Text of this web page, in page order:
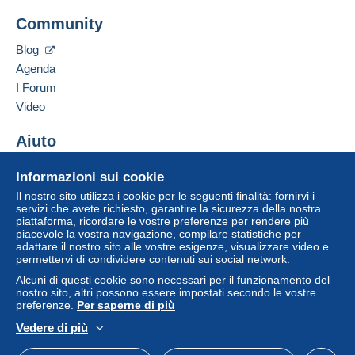
può comportare conseguenze sul conto
dell'acquirente.
Se le Condizioni di vendita del venditore includono
clausole relative al pagamento, queste sono da
condizioni d'uso
dal ricevimento della richiesta di pagamento del
venditore.
.Bienvenue à tous
Order will send only by REGISTERED par avion letter
or parcel.
The charge depends on the size and weight of the
Contattare il venditore
Informazioni sui cookie
Il nostro sito utilizza i cookie per le seguenti finalità: fornirvi i
servizi che avete richiesto, garantire la sicurezza della nostra
piattaforma, ricordare le vostre preferenze per rendere più
piacevole la vostra navigazione, compilare statistiche per
adattare il nostro sito alle vostre esigenze, visualizzare video e
permettervi di condividere contenuti sui social network.
Alcuni di questi cookie sono necessari per il funzionamento del
nostro sito, altri possono essere impostati secondo le vostre
preferenze. Per saperne di più
Vedere di più
Community
Blog
Agenda
I Forum
Video
Aiuto
Acquistare su Delcampe
Vendere su Delcampe
Un sito sicuro